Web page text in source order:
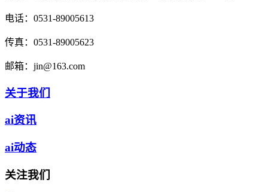
电话： 0531-89005613
传真： 0531-89005623
邮箱： jin@163.com
关于我们
ai资讯
ai动态
关注我们